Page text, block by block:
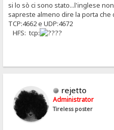
si lo sò ci sono stato...l'inglese
sapreste almeno dire la porta
TCP:4662 e UDP:4672
HFS: tcp:
?
rejetto
Administrator
Tireless poster